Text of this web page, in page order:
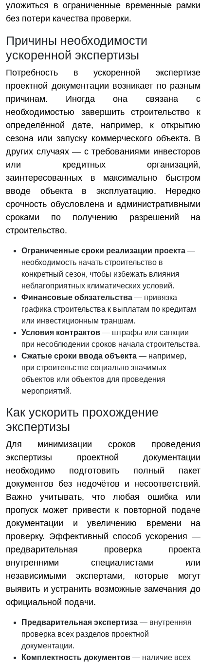
уложиться в ограниченные временные рамки
без потери качества проверки.
Причины необходимости
ускоренной экспертизы
Потребность в ускоренной экспертизе
проектной документации возникает по разным
причинам. Иногда она связана с
необходимостью завершить строительство к
определённой дате, например, к открытию
сезона или запуску коммерческого объекта. В
других случаях — с требованиями инвесторов
или кредитных организаций,
заинтересованных в максимально быстром
вводе объекта в эксплуатацию. Нередко
срочность обусловлена и административными
сроками по получению разрешений на
строительство.
Ограниченные сроки реализации проекта —
необходимость начать строительство в
конкретный сезон, чтобы избежать влияния
неблагоприятных климатических условий.
Финансовые обязательства — привязка
графика строительства к выплатам по кредитам
или инвестиционным траншам.
Условия контрактов — штрафы или санкции
при несоблюдении сроков начала строительства.
Сжатые сроки ввода объекта — например,
при строительстве социально значимых
объектов или объектов для проведения
мероприятий.
Как ускорить прохождение
экспертизы
Для минимизации сроков проведения
экспертизы проектной документации
необходимо подготовить полный пакет
документов без недочётов и несоответствий.
Важно учитывать, что любая ошибка или
пропуск может привести к повторной подаче
документации и увеличению времени на
проверку. Эффективный способ ускорения —
предварительная проверка проекта
внутренними специалистами или
независимыми экспертами, которые могут
выявить и устранить возможные замечания до
официальной подачи.
Предварительная экспертиза — внутренняя
проверка всех разделов проектной
документации.
Комплектность документов — наличие всех